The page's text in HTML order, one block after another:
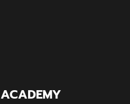
ACADEMY